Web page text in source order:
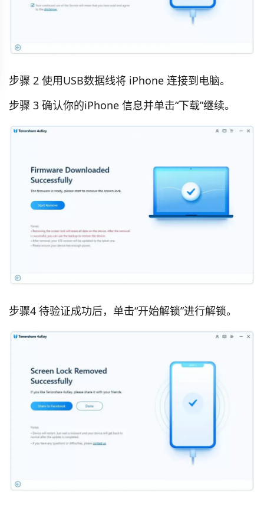
步骤 2 使用USB数据线将 iPhone 连接到电脑。
步骤 3 确认你的iPhone 信息并单击“下载”继续。
步骤4 待验证成功后，单击“开始解锁”进行解锁。